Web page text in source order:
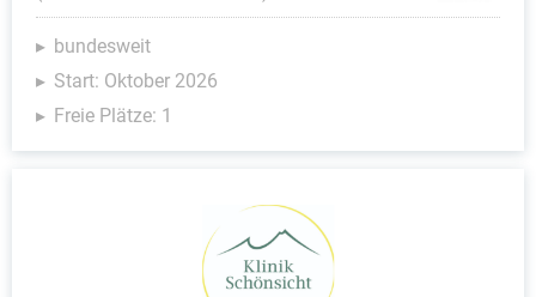
bundesweit
Start: Oktober 2026
Freie Plätze: 1